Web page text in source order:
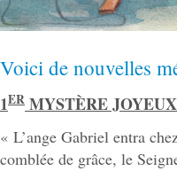
Voici de nouvelles
1ER MYSTÈRE JOYEUX
« L’ange Gabriel entra
comblée de grâce, le